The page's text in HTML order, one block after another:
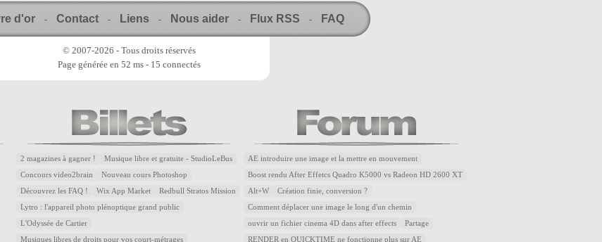
d'or - Contact - Liens - Nous aider - Flux RSS - FAQ
© 2007-2026 - Tous droits réservés
Page générée en 52 ms - 15 connectés
2 magazines à gagner ! Musique libre et gratuite - StudioLeBus
Concours video2brain Nouveau cours Photoshop
Découvrez les FAQ ! Wix App Market Redbull Stratos Mission
Lytro : l'appareil photo plénoptique grand public
L'Odyssée de Cartier
Musiques libres de droits pour vos court-métrages
AE introduire une image et la mettre en mouvement
Boost rendu After Effetcs Quadro K5000 vs Radeon HD 2600 XT
Alt+W Création finie, conversion ?
Comment déplacer une image le long d'un chemin
ouvrir un fichier cinema 4D dans after effects Partage
RENDER en QUICKTIME ne fonctionne plus sur AE